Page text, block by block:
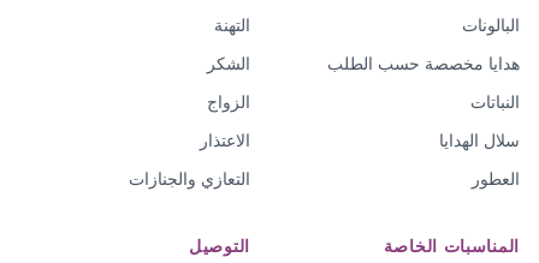
البالونات
هدايا مخصصة حسب الطلب
النباتات
سلال الهدايا
العطور
التهنة
الشكر
الزواج
الاعتذار
التعازي والجنازات
المناسبات الخاصة
التوصيل